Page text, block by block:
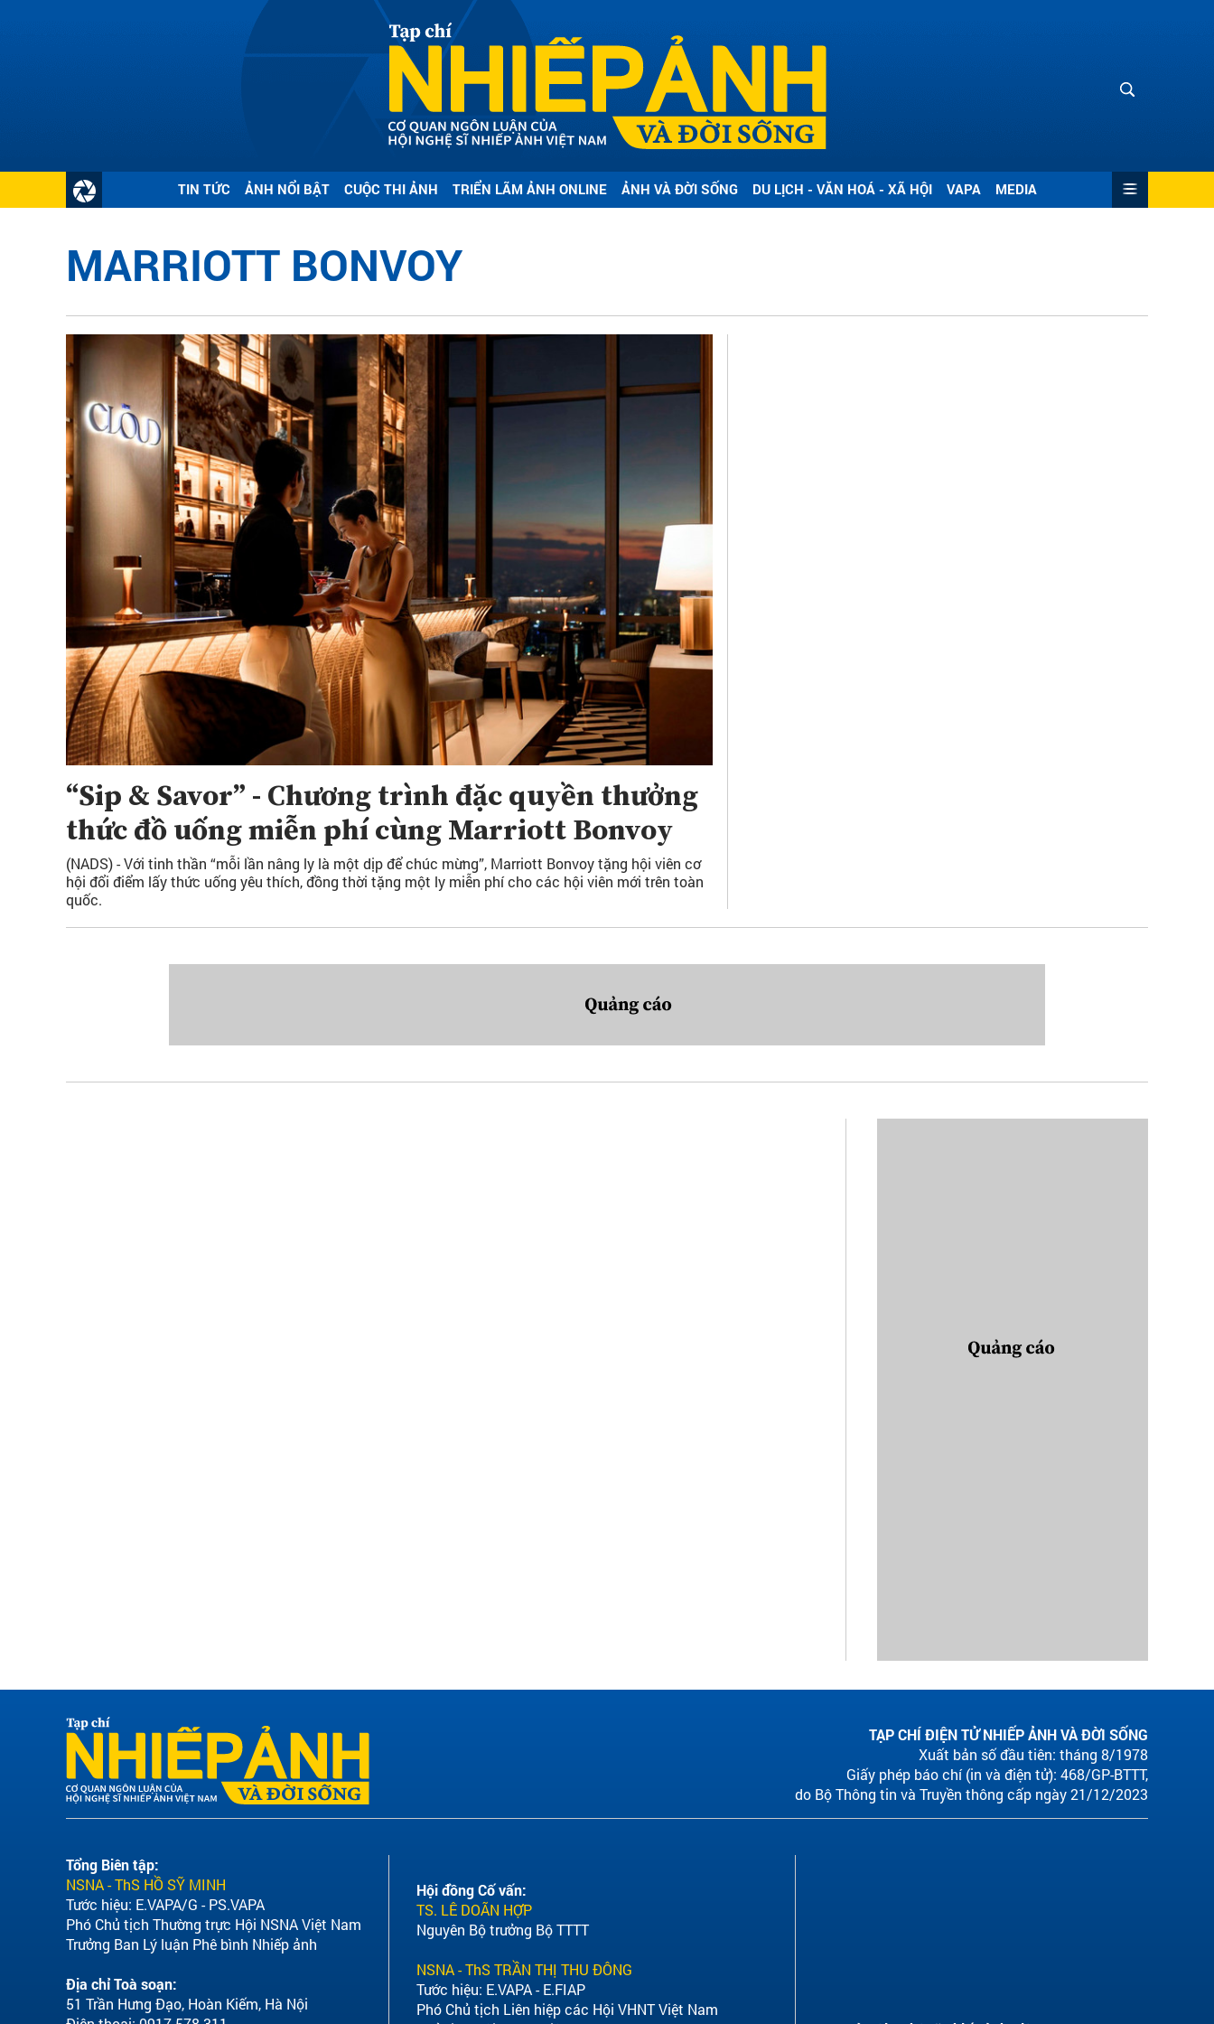
TIN TỨC ẢNH NỔI BẬT CUỘC THI ẢNH TRIỂN LÃM ẢNH ONLINE ẢNH VÀ ĐỜI SỐNG DU LỊCH - VĂN HOÁ - XÃ HỘI VAPA MEDIA
MARRIOTT BONVOY
“Sip & Savor” - Chương trình đặc quyền thưởng
thức đồ uống miễn phí cùng Marriott Bonvoy
(NADS) - Với tinh thần “mỗi lần nâng ly là một dịp để chúc mừng”, Marriott Bonvoy tặng hội viên cơ
hội đổi điểm lấy thức uống yêu thích, đồng thời tặng một ly miễn phí cho các hội viên mới trên toàn
quốc.
TẠP CHÍ ĐIỆN TỬ NHIẾP ẢNH VÀ ĐỜI SỐNG
Xuất bản số đầu tiên: tháng 8/1978
Giấy phép báo chí (in và điện tử): 468/GP-BTTT,
do Bộ Thông tin và Truyền thông cấp ngày 21/12/2023
Tổng Biên tập:
NSNA - ThS HỒ SỸ MINH
Tước hiệu: E.VAPA/G - PS.VAPA
Phó Chủ tịch Thường trực Hội NSNA Việt Nam
Trưởng Ban Lý luận Phê bình Nhiếp ảnh
Địa chỉ Toà soạn:
51 Trần Hưng Đạo, Hoàn Kiếm, Hà Nội
Hội đồng Cố vấn:
TS. LÊ DOÃN HỢP
Nguyên Bộ trưởng Bộ TTTT
NSNA - ThS TRẦN THỊ THU ĐÔNG
Tước hiệu: E.VAPA - E.FIAP
Phó Chủ tịch Liên hiệp các Hội VHNT Việt Nam